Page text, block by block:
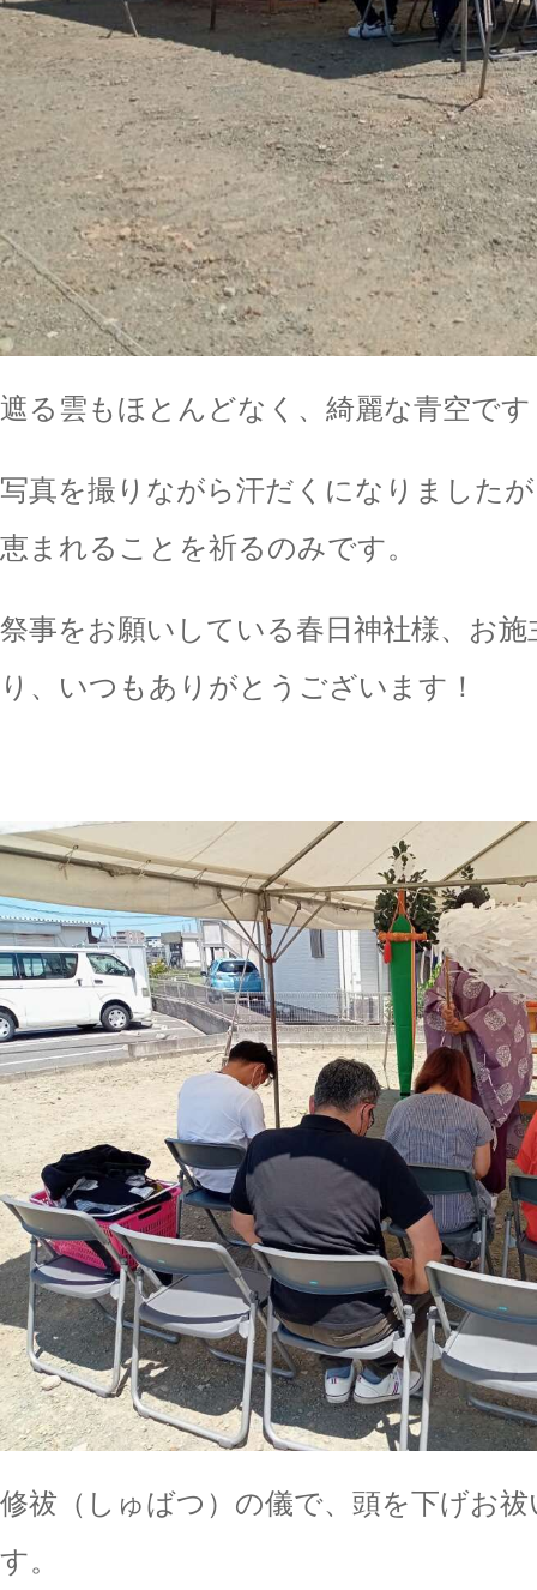
遮る雲もほとんどなく、綺麗な青空です
写真を撮りながら汗だくになりました
恵まれることを祈るのみです。
祭事をお願いしている春日神社様、お
り、いつもありがとうございます！
修祓（しゅばつ）の儀で、頭を下げお
す。